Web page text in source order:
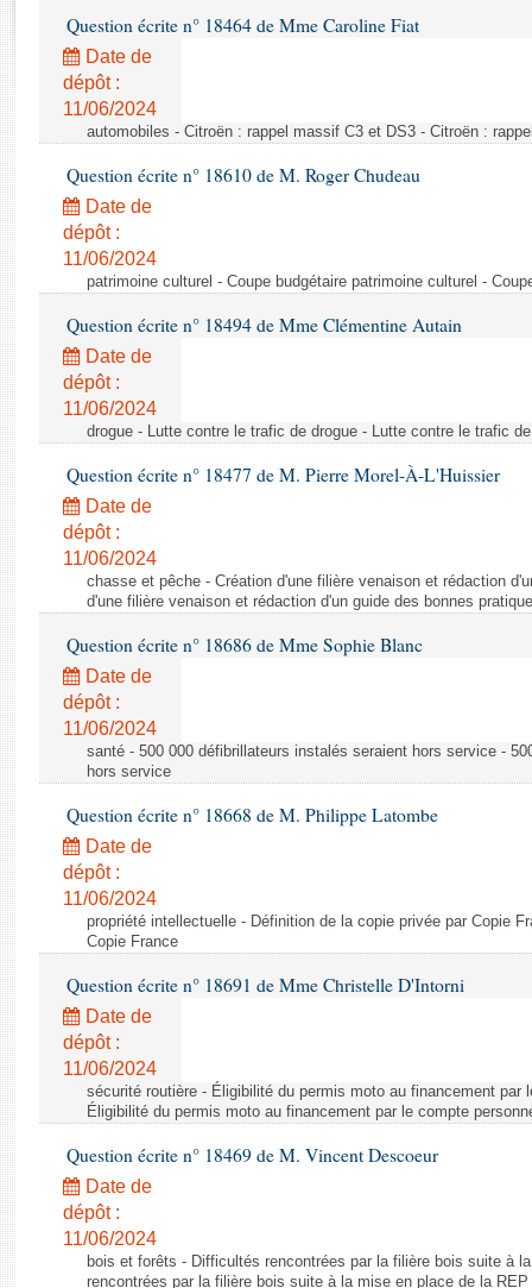
Rapports législatifs
Rapports sur l'application des lois
Baromètre de l’application des lois
Budget et sécurité sociale
Questions écrites et orales
Comptes rendus des débats
Question écrite n° 18464 de Mme Caroline Fiat
Date de
dépôt :
11/06/2024
automobiles - Citroën : rappel massif C3 et DS3 - Citroën :
Question écrite n° 18610 de M. Roger Chudeau
Date de
dépôt :
11/06/2024
patrimoine culturel - Coupe budgétaire patrimoine culturel -
Question écrite n° 18494 de Mme Clémentine Autain
Date de
dépôt :
11/06/2024
drogue - Lutte contre le trafic de drogue - Lutte contre le trafic
Question écrite n° 18477 de M. Pierre Morel-À-L'Huissier
Date de
dépôt :
11/06/2024
chasse et pêche - Création d'une filière venaison et rédaction
d'une filière venaison et rédaction d'un guide des bonnes
Question écrite n° 18686 de Mme Sophie Blanc
Date de
dépôt :
11/06/2024
santé - 500 000 défibrillateurs instalés seraient hors service -
hors service
Question écrite n° 18668 de M. Philippe Latombe
Date de
dépôt :
11/06/2024
propriété intellectuelle - Définition de la copie privée par Copie
Copie France
Question écrite n° 18691 de Mme Christelle D'Intorni
Date de
dépôt :
11/06/2024
sécurité routière - Éligibilité du permis moto au financement par
Éligibilité du permis moto au financement par le compte
Question écrite n° 18469 de M. Vincent Descoeur
Date de
dépôt :
11/06/2024
bois et forêts - Difficultés rencontrées par la filière bois suite à
rencontrées par la filière bois suite à la mise en place de la REP